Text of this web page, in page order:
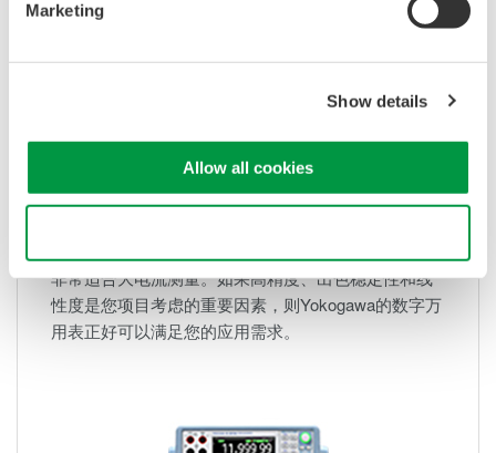
Marketing
Show details
Allow all cookies
非常适合大电流测量。如果高精度、出色稳定性和线
性度是您项目考虑的重要因素，则Yokogawa的数字万
用表正好可以满足您的应用需求。